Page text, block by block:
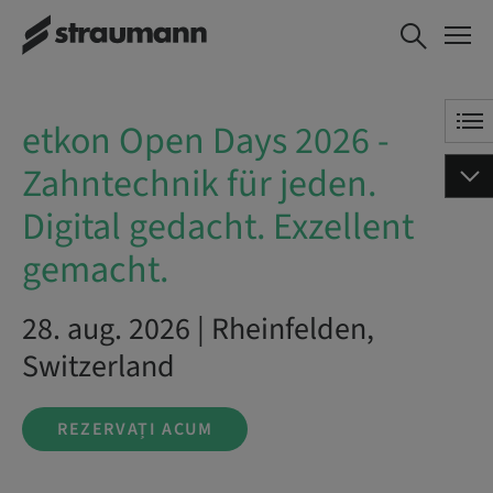
etkon Open Days 2026 -
Zahntechnik für jeden.
REZERVAȚI ACUM
etkon Open Days 2026 -
Zahntechnik für jeden.
Digital gedacht. Exzellent
gemacht.
28. aug. 2026 | Rheinfelden,
Switzerland
REZERVAȚI ACUM